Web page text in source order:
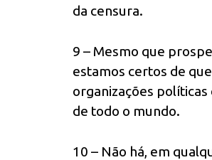
da censura.
9 – Mesmo que
estamos certos de
organizações políticas
de todo o mundo.
10 – Não há, em